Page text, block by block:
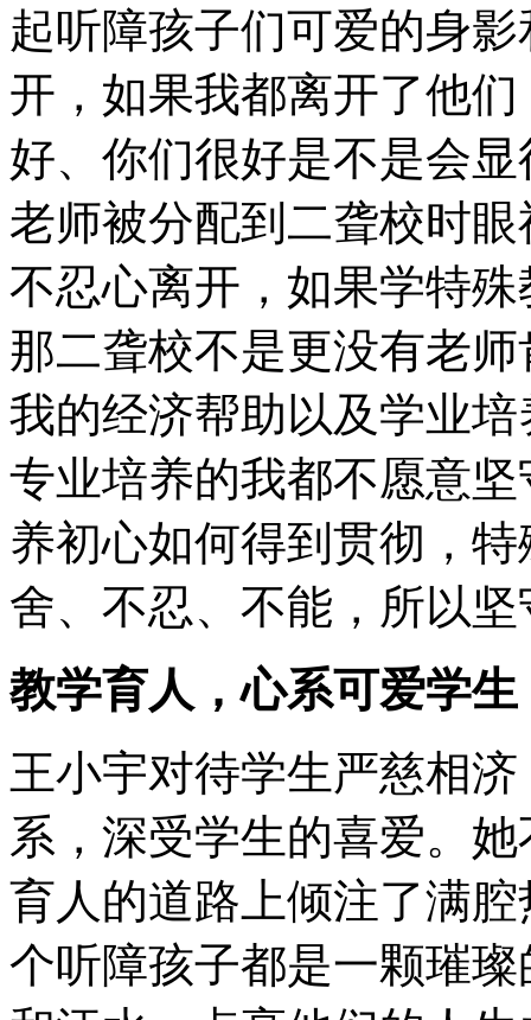
起听障孩子们可爱的身
开，如果我都离开了他
好、你们很好是不是会
老师被分配到二聋校时
不忍心离开，如果学特
那二聋校不是更没有老
我的经济帮助以及学业
专业培养的我都不愿意
养初心如何得到贯彻，
舍、不忍、不能，所以坚
教学育人，心系可爱学生
王小宇对待学生严慈相
系，深受学生的喜爱。
育人的道路上倾注了满
个听障孩子都是一颗璀